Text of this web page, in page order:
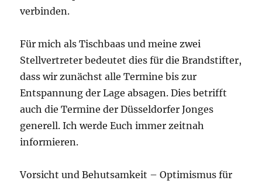
verbinden.
Für mich als Tischbaas und meine zwei
Stellvertreter bedeutet dies für die Brandstifter,
dass wir zunächst alle Termine bis zur
Entspannung der Lage absagen. Dies betrifft
auch die Termine der Düsseldorfer Jonges
generell. Ich werde Euch immer zeitnah
informieren.
Vorsicht und Behutsamkeit – Optimismus für